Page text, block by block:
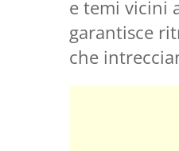
e temi vicini
garantisce
che